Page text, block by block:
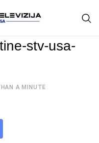
stv-usa-
A MINUTE